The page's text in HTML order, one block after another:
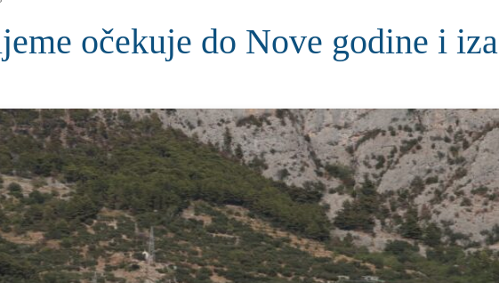
očekuje do Nove godine i iza